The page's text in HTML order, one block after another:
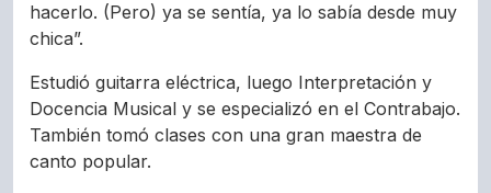
hacerlo. (Pero) ya se sentía, ya lo sabía desde muy
chica”.
Estudió guitarra eléctrica, luego Interpretación y
Docencia Musical y se especializó en el Contrabajo.
También tomó clases con una gran maestra de
canto popular.